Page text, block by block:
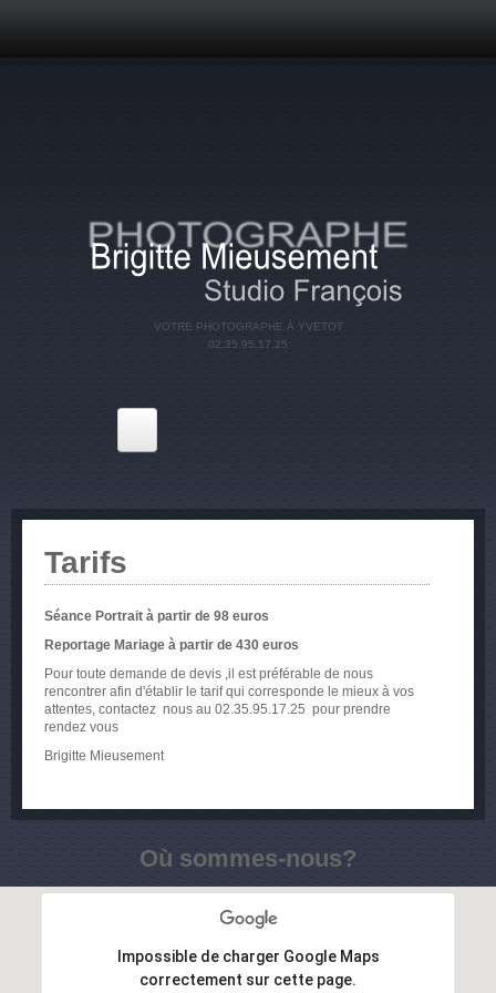
VOTRE PHOTOGRAPHE À YVETOT
02.35.95.17.25
Nos galeries
Consultez nos galeries de photos
PHOTOS D'IDENTITE ANTS POUR
PERMIS DE CONDUIRE
Tarifs
Séance Portrait à partir de 98 euros
Reportage Mariage à partir de 430 euros
Pour toute demande de devis ,il est préférable de nous
rencontrer afin d'établir le tarif qui corresponde le mieux à vos
attentes, contactez nous au 02.35.95.17.25 pour prendre
rendez vous
Brigitte Mieusement
Où sommes-nous?
Impossible de charger Google Maps
correctement sur cette page.